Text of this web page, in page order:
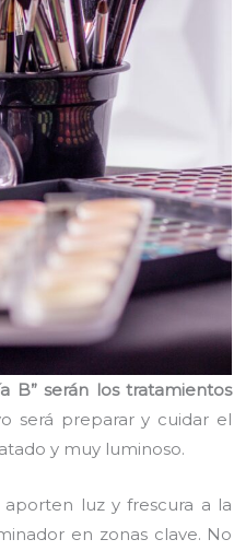
B” serán los tratamientos
será preparar y cuidar el
y muy luminoso.
aporten luz y frescura a la
en zonas clave. No